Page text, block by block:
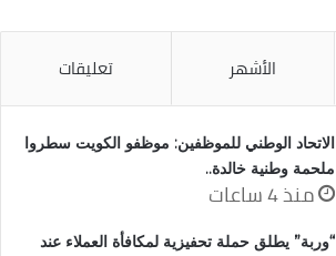
الأشهر تعليقات
الاتحاد الوطني للموظفين: موظفو الكويت سطروا
ملحمة وطنية خالدة..
منذ 4 ساعات
“وربة” يطلق حملة تحفيزية لمكافأة العملاء عند